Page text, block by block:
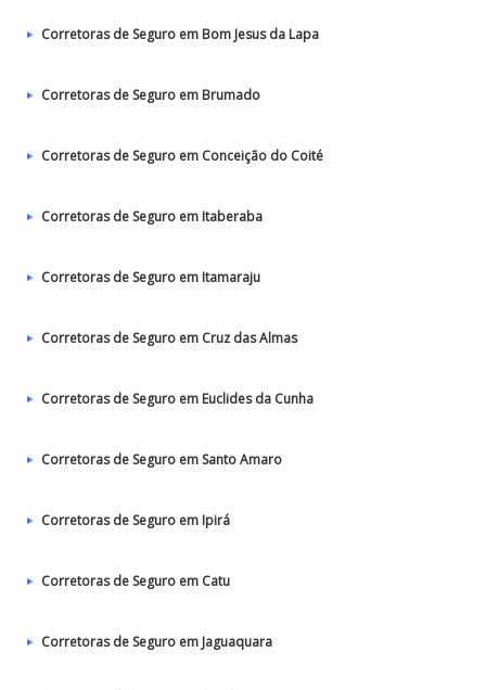
Corretoras de Seguro em Bom Jesus da Lapa
Corretoras de Seguro em Brumado
Corretoras de Seguro em Conceição do Coité
Corretoras de Seguro em Itaberaba
Corretoras de Seguro em Itamaraju
Corretoras de Seguro em Cruz das Almas
Corretoras de Seguro em Euclides da Cunha
Corretoras de Seguro em Santo Amaro
Corretoras de Seguro em Ipirá
Corretoras de Seguro em Catu
Corretoras de Seguro em Jaguaquara